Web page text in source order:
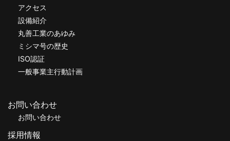
アクセス
設備紹介
丸善工業のあゆみ
ミシマ号の歴史
ISO認証
一般事業主行動計画
お問い合わせ
お問い合わせ
採用情報